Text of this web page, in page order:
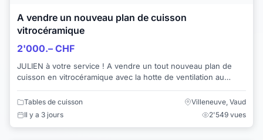
A vendre un nouveau plan de cuisson
vitrocéramique
2'000.– CHF
JULIEN à votre service ! A vendre un tout nouveau plan de
cuisson en vitrocéramique avec la hotte de ventilation au
milieu. Nous avons aus...
Tables de cuisson
Villeneuve, Vaud
Il y a 3 jours
2'549 vues